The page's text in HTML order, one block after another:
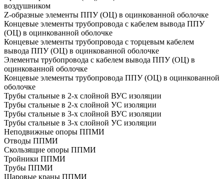
воздушником
Z-образные элементы ППУ (ОЦ) в оцинкованной оболочке
Концевые элементы трубопровода с кабелем вывода ППУ
(ОЦ) в оцинкованной оболочке
Концевые элементы трубопровода с торцевым кабелем
вывода ППУ (ОЦ) в оцинкованной оболочке
Элементы трубопровода с кабелем вывода ППУ (ОЦ) в
оцинкованной оболочке
Концевые элементы трубопровода ППУ (ОЦ) в оцинкованной
оболочке
Трубы стальные в 2-х слойной ВУС изоляции
Трубы стальные в 2-х слойной УС изоляции
Трубы стальные в 3-х слойной ВУС изоляции
Трубы стальные в 3-х слойной УС изоляции
Неподвижные опоры ППМИ
Отводы ППМИ
Скользящие опоры ППМИ
Тройники ППМИ
Трубы ППМИ
Шаровые краны ППМИ